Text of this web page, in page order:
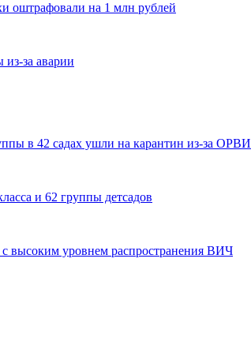
оштрафовали на 1 млн рублей
за аварии
в 42 садах ушли на карантин из-за ОРВИ
и 62 группы детсадов
высоким уровнем распространения ВИЧ